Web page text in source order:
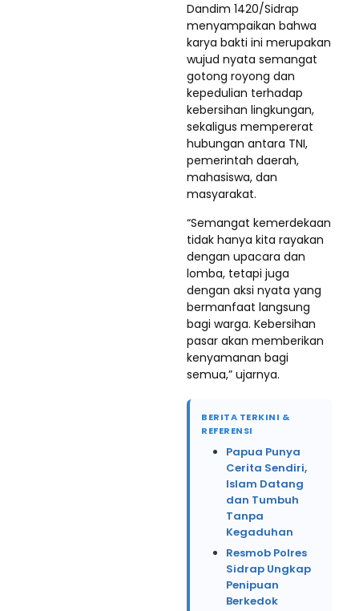
Dandim 1420/Sidrap
menyampaikan bahwa
karya bakti ini merupakan
wujud nyata semangat
gotong royong dan
kepedulian terhadap
kebersihan lingkungan,
sekaligus mempererat
hubungan antara TNI,
pemerintah daerah,
mahasiswa, dan
masyarakat.
“Semangat kemerdekaan
tidak hanya kita rayakan
dengan upacara dan
lomba, tetapi juga
dengan aksi nyata yang
bermanfaat langsung
bagi warga. Kebersihan
pasar akan memberikan
kenyamanan bagi
semua,” ujarnya.
BERITA TERKINI &
REFERENSI
Papua Punya
Cerita Sendiri,
Islam Datang
dan Tumbuh
Tanpa
Kegaduhan
Resmob Polres
Sidrap Ungkap
Penipuan
Berkedok